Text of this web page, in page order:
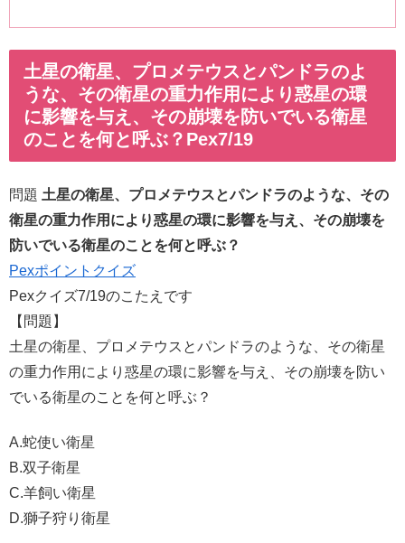
土星の衛星、プロメテウスとパンドラのよ
うな、その衛星の重力作用により惑星の環
に影響を与え、その崩壊を防いでいる衛星
のことを何と呼ぶ？Pex7/19
問題 土星の衛星、プロメテウスとパンドラのような、その
衛星の重力作用により惑星の環に影響を与え、その崩壊を
防いでいる衛星のことを何と呼ぶ？
Pexポイントクイズ
Pexクイズ7/19のこたえです
【問題】
土星の衛星、プロメテウスとパンドラのような、その衛星
の重力作用により惑星の環に影響を与え、その崩壊を防い
でいる衛星のことを何と呼ぶ？
A.蛇使い衛星
B.双子衛星
C.羊飼い衛星
D.獅子狩り衛星